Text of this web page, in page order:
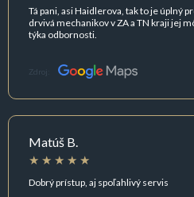
Tá pani, asi Haidlerova, tak to je úplný
drvivá mechanikov v ZA a TN kraji jej
týka odbornosti.
Zdroj:
Matúš B.
Dobrý prístup, aj spoľahlivý servis